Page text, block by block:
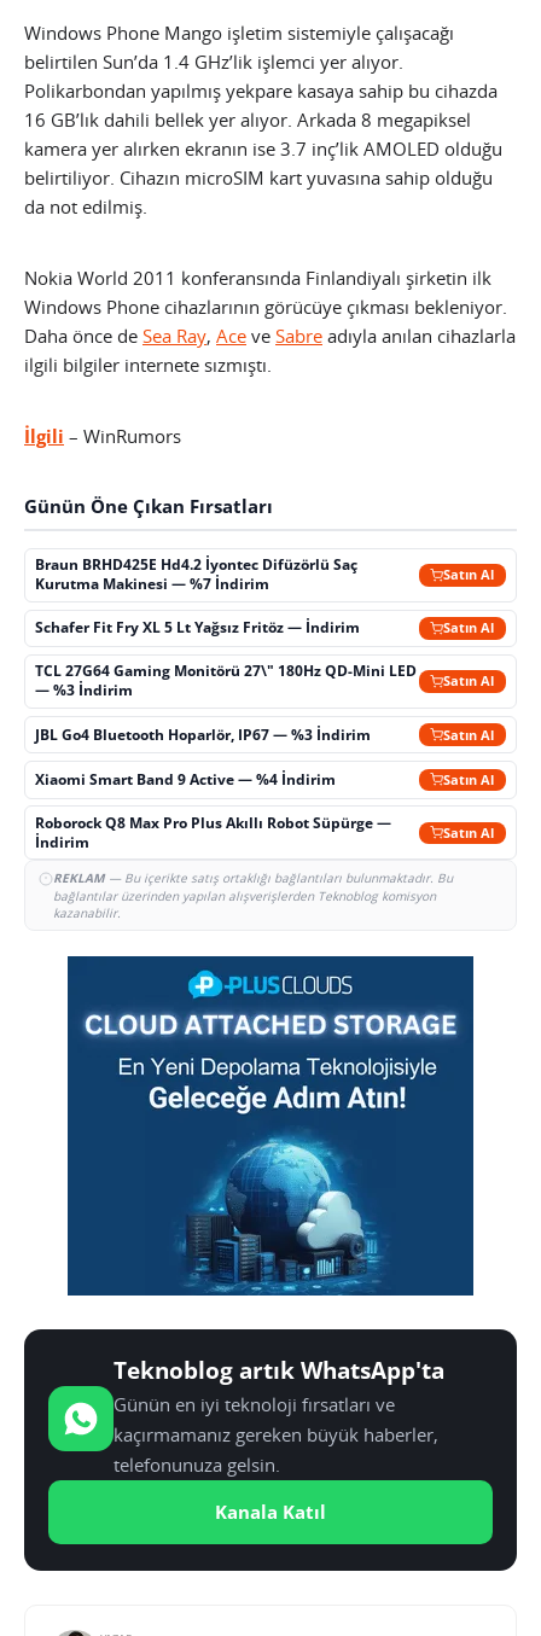
Windows Phone Mango işletim sistemiyle çalışacağı
belirtilen Sun’da 1.4 GHz’lik işlemci yer alıyor.
Polikarbondan yapılmış yekpare kasaya sahip bu cihazda
16 GB’lık dahili bellek yer alıyor. Arkada 8 megapiksel
kamera yer alırken ekranın ise 3.7 inç’lik AMOLED olduğu
belirtiliyor. Cihazın microSIM kart yuvasına sahip olduğu
da not edilmiş.
Nokia World 2011 konferansında Finlandiyalı şirketin ilk
Windows Phone cihazlarının görücüye çıkması bekleniyor.
Daha önce de Sea Ray, Ace ve Sabre adıyla anılan cihazlarla
ilgili bilgiler internete sızmıştı.
İlgili – WinRumors
Günün Öne Çıkan Fırsatları
Braun BRHD425E Hd4.2 İyontec Difüzörlü Saç
Kurutma Makinesi — %7 İndirim
Satın Al
Schafer Fit Fry XL 5 Lt Yağsız Fritöz — İndirim Satın Al
TCL 27G64 Gaming Monitörü 27\" 180Hz QD-Mini LED
— %3 İndirim
Satın Al
JBL Go4 Bluetooth Hoparlör, IP67 — %3 İndirim Satın Al
Xiaomi Smart Band 9 Active — %4 İndirim Satın Al
Roborock Q8 Max Pro Plus Akıllı Robot Süpürge —
İndirim
Satın Al
REKLAM— Bu içerikte satış ortaklığı bağlantıları bulunmaktadır. Bu
bağlantılar üzerinden yapılan alışverişlerden Teknoblog komisyon
kazanabilir.
Teknoblog artık WhatsApp'ta
Günün en iyi teknoloji fırsatları ve
kaçırmamanız gereken büyük haberler,
telefonunuza gelsin.
Kanala Katıl